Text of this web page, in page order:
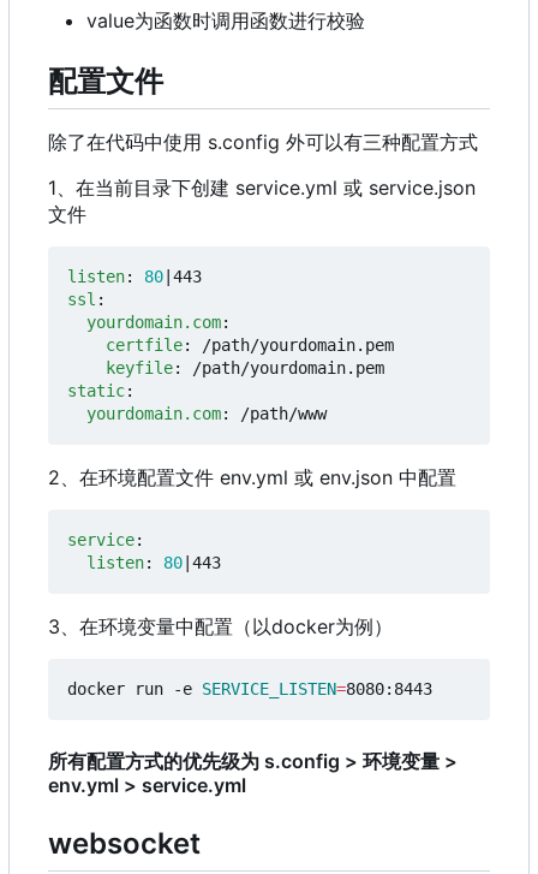
value为函数时调用函数进行校验
配置文件
除了在代码中使用 s.config 外可以有三种配置方式
1、在当前目录下创建 service.yml 或 service.json
文件
listen: 80 |443
ssl :
yourdomain.com:
certfile:
/path/yourdomain.pem
keyfile:
/path/yourdomain.pem
static:
yourdomain.com: /path/www
2、在环境配置文件 env.yml 或 env.json 中配置
service:
listen: 80 |443
3、在环境变量中配置 （以docker为例）
docker run -e SERVICE_LISTEN=
所有配置方式的优先级为 s.config > 环境变量 >
env.yml > service.yml
websocket